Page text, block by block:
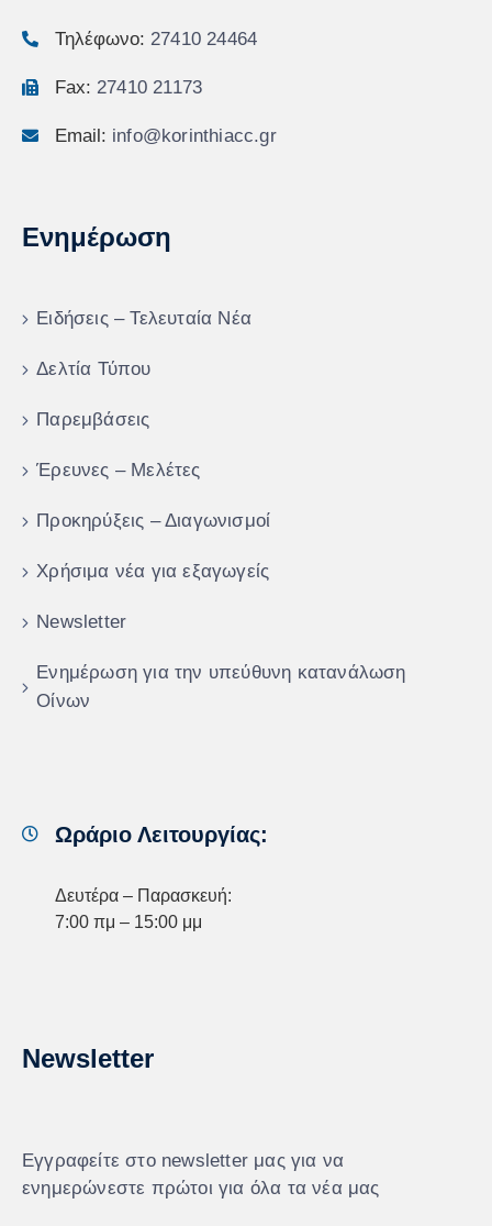
Τηλέφωνο: 27410 24464
Fax: 27410 21173
Email: info@korinthiacc.gr
Ενημέρωση
Ειδήσεις – Τελευταία Νέα
Δελτία Τύπου
Παρεμβάσεις
Έρευνες – Μελέτες
Προκηρύξεις – Διαγωνισμοί
Χρήσιμα νέα για εξαγωγείς
Newsletter
Ενημέρωση για την υπεύθυνη κατανάλωση
Οίνων
Ωράριο Λειτουργίας:
Δευτέρα – Παρασκευή:
7:00 πμ – 15:00 μμ
Newsletter
Εγγραφείτε στο newsletter μας για να
ενημερώνεστε πρώτοι για όλα τα νέα μας